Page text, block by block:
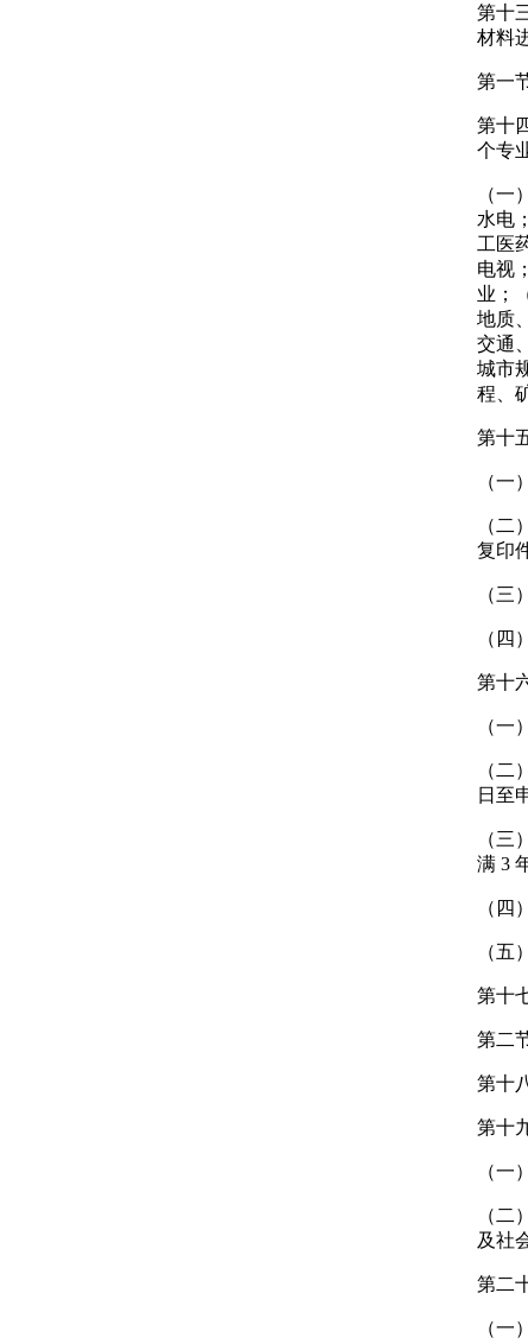
第十
材料
第一
第十
个专
（一
水电
工医
电视
业；
地质
交通
城市
程、
第十
（一
（
复印
（三
（四
第十
（一
（
日至
（
满 3
（四
（五
第十
第二
第十
第十
（一
（
及社
第二
（一